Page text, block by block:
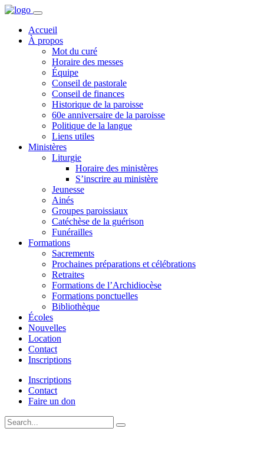
Accueil
À propos
Mot du curé
Horaire des messes
Équipe
Conseil de pastorale
Conseil de finances
Historique de la paroisse
60e anniversaire de la paroisse
Politique de la langue
Liens utiles
Ministères
Liturgie
Horaire des ministères
S’inscrire au ministère
Jeunesse
Ainés
Groupes paroissiaux
Catéchèse de la guérison
Funérailles
Formations
Sacrements
Prochaines préparations et célébrations
Retraites
Formations de l’Archidiocèse
Formations ponctuelles
Bibliothèque
Écoles
Nouvelles
Location
Contact
Inscriptions
Inscriptions
Contact
Faire un don